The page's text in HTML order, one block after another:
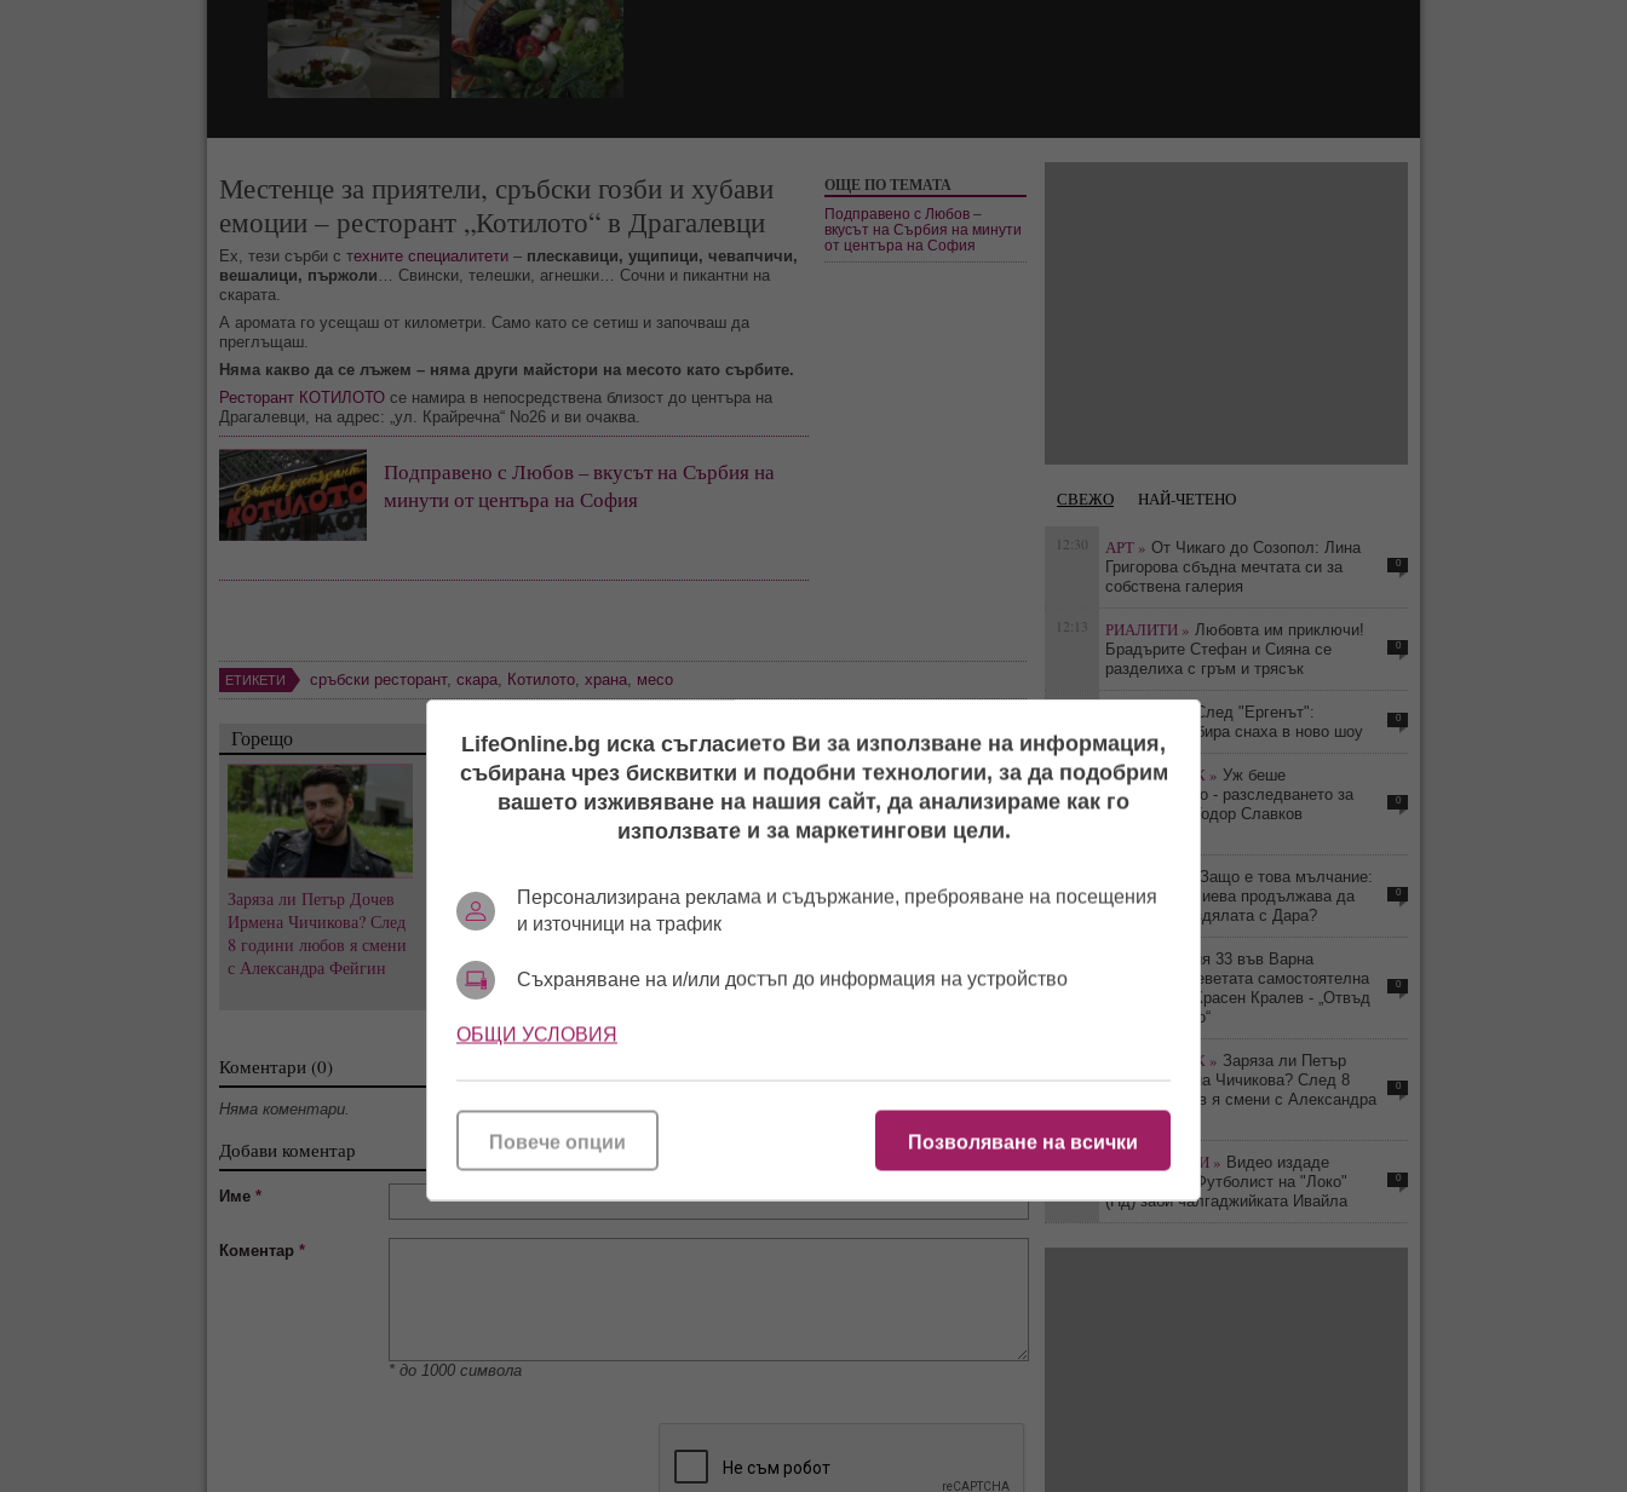
Местенце за приятели, сръбски гозби и хубави
емоции – ресторант „Котилото“ в Драгалевци
Ех, тези сърби с техните специалитети – плескавици, ущипици, чевапчичи,
вешалици, пържоли … Свински, телешки, агнешки… Сочни и пикантни на
скарата.
А аромата го усещаш от километри. Само като се сетиш и започваш да
преглъщаш.
Няма какво да се лъжем – няма други майстори на месото като сърбите.
Ресторант КОТИЛОТО се намира в непосредствена близост до центъра на
Драгалевци, на адрес: „ул. Крайречна“ No26 и ви очаква.
Подправено с Любов – вкусът на Сърбия на
минути от центъра на София
ОЩЕ ПО ТЕМАТА
Подправено с Любов –
вкусът на Сърбия на минути
от центъра на София
ЕТИКЕТИ сръбски ресторант, скара, Котилото, храна, месо
Горещо
Заряза ли Петър Дочев
Ирмена Чичикова? След
8 години любов я смени
с Александра Фейгин
Къна на „Високото":
Емрах Стораро и Айлян
скандалите и тревогите
за Тони не стихват
Видео издаде флирта
им: Футболист на
чалгаджийката Ивайла
Нова жена? Геро стопи
годишен брак
Коментари (0)
Няма коментари.
Добави коментар
Име *
Коментар *
* до 1000 символа
СВЕЖО НАЙ-ЧЕТЕНО
12:30 АРТ » От Чикаго до Созопол: Лина
Григорова сбъдна мечтата си за
собствена галерия
0
12:13 РИАЛИТИ » Любовта им приключи!
Брадърите Стефан и Сияна се
разделиха с гръм и трясък
0
След "Ергенът":
Свекърва избира снаха в ново шоу
0
13:18 КЛЮКАРНИК » Уж беше
самоубийство - разследването за
смъртта на Тодор Славков
0
Защо е това мълчание:
Саня Армутлиева продължава да
мълчи за раздялата с Дара?
0
Галерия 33 във Варна
представя деветата самостоятелна
изложба на Красен Кралев - „Отвъд
съзерцанието“
0
КЛЮКАРНИК » Заряза ли Петър
Дочев Ирмена Чичикова? След 8
години любов я смени с Александра
0
ПИКАНТЕРИИ » Видео издаде
флирта им: Футболист на "Локо"
(Пд) заби чалгаджийката Ивайла
0
LifeOnline.bg иска съгласието Ви за използване на информация,
събирана чрез бисквитки и подобни технологии, за да подобрим
вашето изживяване на нашия сайт, да анализираме как го
използвате и за маркетингови цели.
Персонализирана реклама и съдържание, преброяване на посещения
и източници на трафик
Съхраняване на и/или достъп до информация на устройство
ОБЩИ УСЛОВИЯ
Позволяване на всички
Повече опции